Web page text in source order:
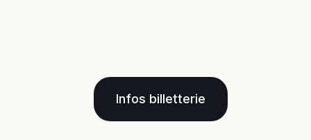
Infos billetterie